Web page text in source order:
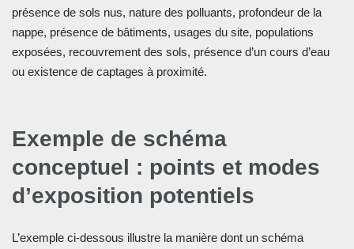
présence de sols nus, nature des polluants, profondeur de la
nappe, présence de bâtiments, usages du site, populations
exposées, recouvrement des sols, présence d’un cours d’eau
ou existence de captages à proximité.
Exemple de schéma
conceptuel : points et modes
d’exposition potentiels
L’exemple ci-dessous illustre la manière dont un schéma